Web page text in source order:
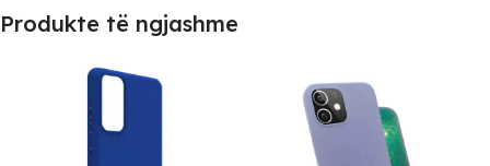
Produkte të ngjashme